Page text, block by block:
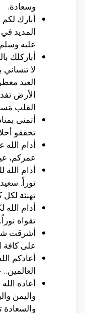
وسعادة.
أبارك لكم
المديد
عليه
أباركلك
لا تنساني
العيد
الأرض
القلب
أتمنى
تحققو
أدام
عمركم،
أدام الله
نوراً.
تهنئة لكل
أدام الله
تقواه نوراً.
أشرقت
على كافة
أعادكم
أعاده
واليمن
والسعادة